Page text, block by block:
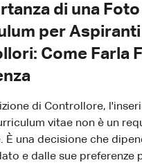
di una Foto
per Aspiranti
Come Farla
di Controllore,
vitae non è un
È una decisione che
e dalle sue preferenze